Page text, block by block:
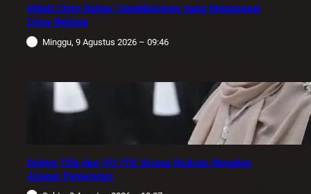
Mbah Cipto Rahar, Cendekiawan yang Menguasai
Lima Bahasa
Minggu, 9 Agustus 2026 – 09:46
Dokter Tifa dan UU ITE: Kuasa Hukum Bongkar
Alasan Penjeratan